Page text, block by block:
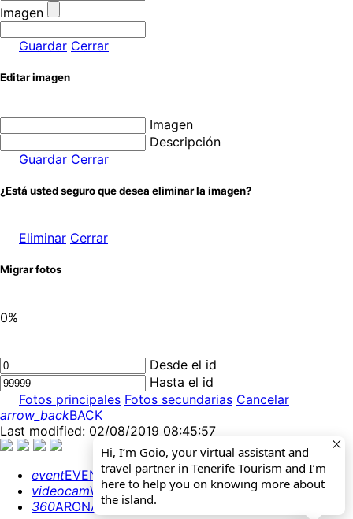
Hi, I’m Goio, your virtual assistant and
travel partner in Tenerife Tourism and I’m
here to help you on knowing more about
the island.
Imagen
Guardar Cerrar
Editar imagen
Imagen
Descripción
Guardar Cerrar
¿Está usted seguro que desea eliminar la imagen?
Eliminar Cerrar
Migrar fotos
0%
Desde el id
Hasta el id
Fotos principales Fotos secundarias Cancelar
arrow_backBACK
Last modified: 02/08/2019 08:45:57
eventEVENTS CALENDAR
videocamWEBCAMS
360ARONA 360º